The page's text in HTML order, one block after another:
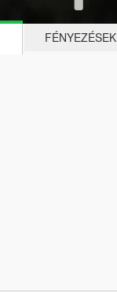
FÉNYEZÉSEK